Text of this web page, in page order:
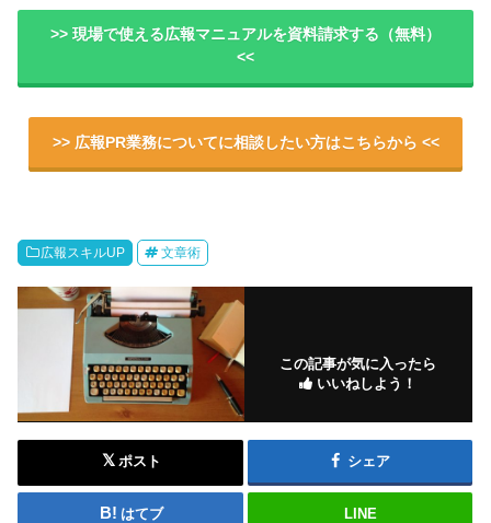
>> 現場で使える広報マニュアルを資料請求する（無料）
<<
>> 広報PR業務についてに相談したい方はこちらから <<
広報スキルUP 文章術
この記事が気に入ったら
いいねしよう！
ポスト シェア
はてブ LINE